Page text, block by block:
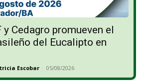
Cedagro promueven el
del Eucalipto en
Escobar - 05/08/2026